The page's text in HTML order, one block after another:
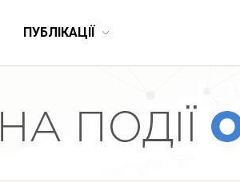
ПУБЛІКАЦІЇ